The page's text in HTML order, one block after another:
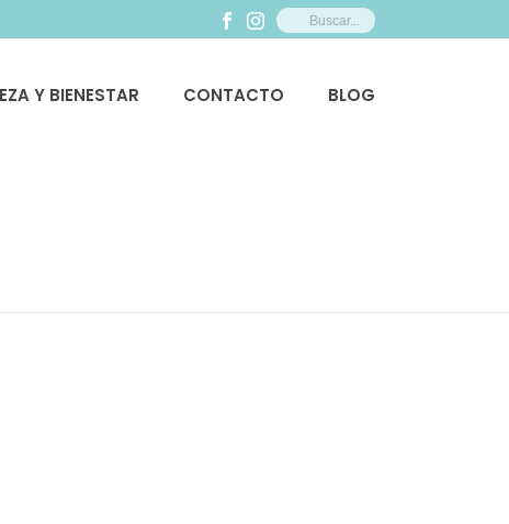
Y BIENESTAR CONTACTO BLOG